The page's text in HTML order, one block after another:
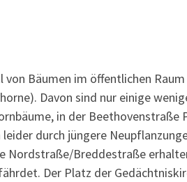
von Bäumen im öffentlichen
Davon sind nur einige
in der Beethovenstraße
durch jüngere
Nordstraße/Breddestraße
Der Platz der